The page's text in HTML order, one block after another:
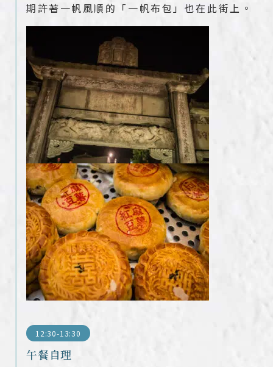
期許著一帆風順的「一帆布包」也在此街上。
12:30-13:30
午餐自理